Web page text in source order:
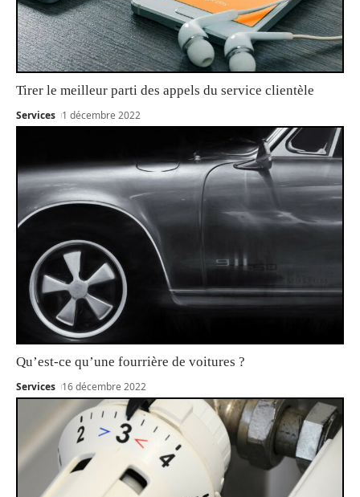
Tirer le meilleur parti des appels du service clientèle
Services 1 décembre 2022
Qu’est-ce qu’une fourrière de voitures ?
Services 16 décembre 2022